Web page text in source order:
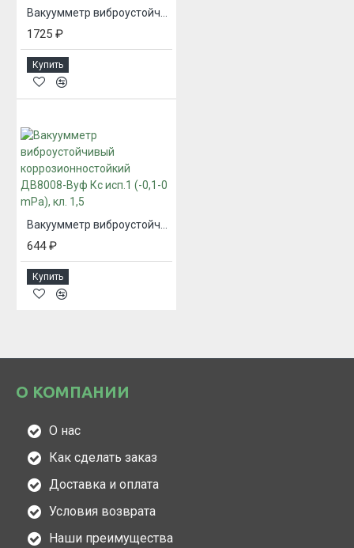
Вакуумметр виброустойчивый коррозионностойкий ДВ8008-Вуф Кс (-0,1-0 mPa), кл. 1,5
1725 ₽
Купить
Вакуумметр виброустойчивый коррозионностойкий ДВ8008-Вуф Кс исп.1 (-0,1-0 mPa), кл. 1,5
644 ₽
Купить
О КОМПАНИИ
О нас
Как сделать заказ
Доставка и оплата
Условия возврата
Наши преимущества